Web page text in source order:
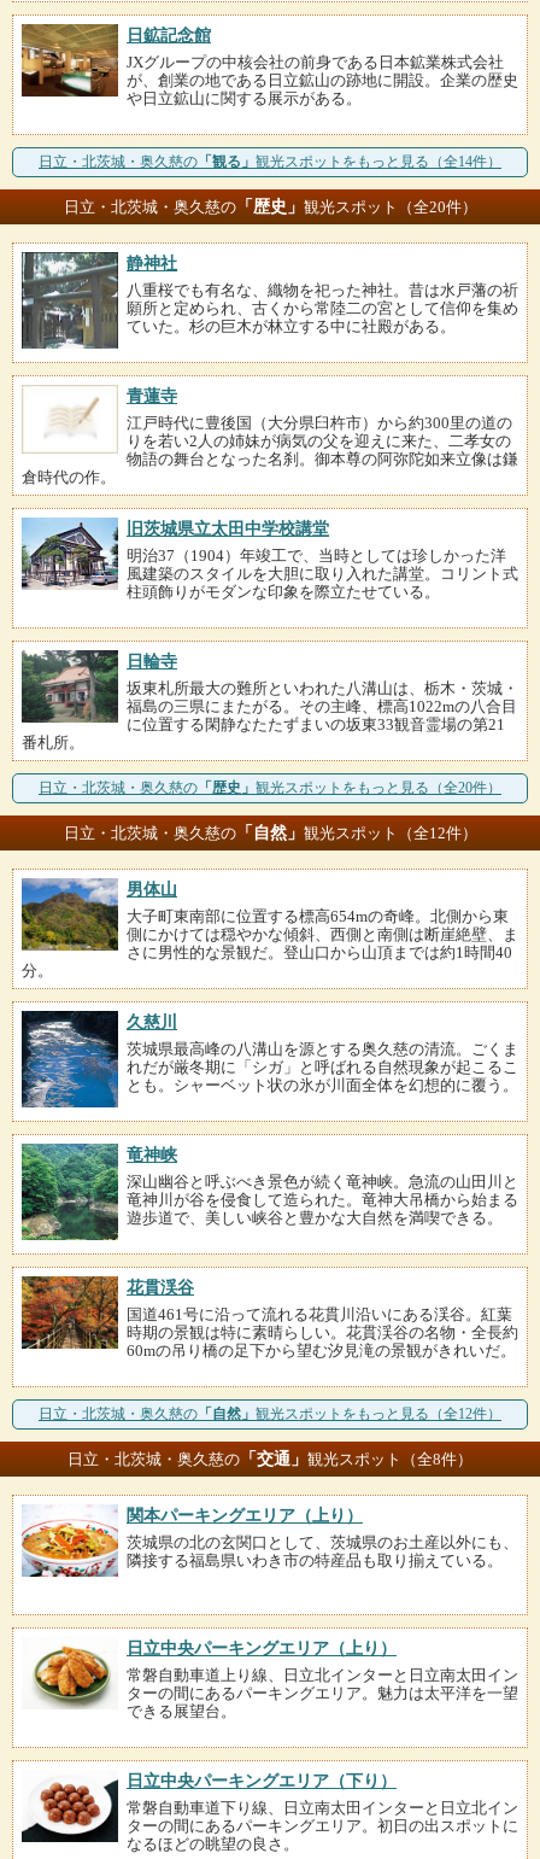
日鉱記念館
JXグループの中核会社の前身である日本鉱業株式会社
が、創業の地である日立鉱山の跡地に開設。企業の歴史
や日立鉱山に関する展示がある。
日立・北茨城・奥久慈の 「観る」 観光スポットをもっと見る（全14件）
日立・北茨城・奥久慈の「歴史」 観光スポット（全20件）
静神社
八重桜でも有名な、織物を祀った神社。昔は水戸藩の祈
願所と定められ、古くから常陸二の宮として信仰を集め
ていた。杉の巨木が林立する中に社殿がある。
青蓮寺
江戸時代に豊後国（大分県臼杵市）から約300里の道の
りを若い2人の姉妹が病気の父を迎えに来た、二孝女の
物語の舞台となった名刹。御本尊の阿弥陀如来立像は鎌
倉時代の作。
旧茨城県立太田中学校講堂
明治37（1904）年竣工で、当時としては珍しかった洋
風建築のスタイルを大胆に取り入れた講堂。コリント式
柱頭飾りがモダンな印象を際立たせている。
日輪寺
坂東札所最大の難所といわれた八溝山は、栃木・茨城・
福島の三県にまたがる。その主峰、標高1022mの八合目
に位置する閑静なたたずまいの坂東33観音霊場の第21
番札所。
日立・北茨城・奥久慈の 「歴史」 観光スポットをもっと見る（全20件）
日立・北茨城・奥久慈の「自然」 観光スポット（全12件）
男体山
大子町東南部に位置する標高654mの奇峰。北側から東
側にかけては穏やかな傾斜、西側と南側は断崖絶壁、ま
さに男性的な景観だ。登山口から山頂までは約1時間40
分。
久慈川
茨城県最高峰の八溝山を源とする奥久慈の清流。ごくま
れだが厳冬期に「シガ」と呼ばれる自然現象が起こるこ
とも。シャーベット状の氷が川面全体を幻想的に覆う。
竜神峡
深山幽谷と呼ぶべき景色が続く竜神峡。急流の山田川と
竜神川が谷を侵食して造られた。竜神大吊橋から始まる
遊歩道で、美しい峡谷と豊かな大自然を満喫できる。
花貫渓谷
国道461号に沿って流れる花貫川沿いにある渓谷。紅葉
時期の景観は特に素晴らしい。花貫渓谷の名物・全長約
60mの吊り橋の足下から望む汐見滝の景観がきれいだ。
日立・北茨城・奥久慈の 「自然」 観光スポットをもっと見る（全12件）
日立・北茨城・奥久慈の 「交通」 観光スポット（全8件）
関本パーキングエリア（上り）
茨城県の北の玄関口として、茨城県のお土産以外にも、
隣接する福島県いわき市の特産品も取り揃えている。
日立中央パーキングエリア（上り）
常磐自動車道上り線、日立北インターと日立南太田イン
ターの間にあるパーキングエリア。魅力は太平洋を一望
できる展望台。
日立中央パーキングエリア（下り）
常磐自動車道下り線、日立南太田インターと日立北イン
ターの間にあるパーキングエリア。初日の出スポットに
なるほどの眺望の良さ。